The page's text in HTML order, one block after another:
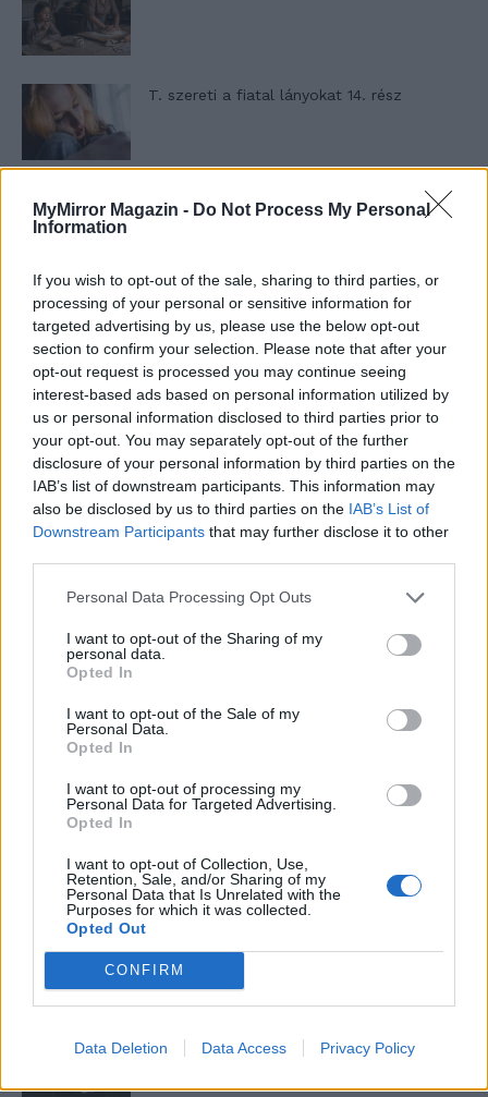
MyMirror Magazin - Do Not Process My Personal
Information
If you wish to opt-out of the sale, sharing to third parties, or
processing of your personal or sensitive information for
targeted advertising by us, please use the below opt-out
section to confirm your selection. Please note that after your
opt-out request is processed you may continue seeing
interest-based ads based on personal information utilized by
us or personal information disclosed to third parties prior to
your opt-out. You may separately opt-out of the further
disclosure of your personal information by third parties on the
IAB’s list of downstream participants. This information may
also be disclosed by us to third parties on the IAB’s List of
Downstream Participants that may further disclose it to other
Personal Data Processing Opt Outs
I want to opt-out of the Sharing of my
personal data.
Opted In
I want to opt-out of the Sale of my
Personal Data.
Opted In
I want to opt-out of processing my
Personal Data for Targeted Advertising.
Opted In
I want to opt-out of Collection, Use,
Retention, Sale, and/or Sharing of my
Personal Data that Is Unrelated with the
Purposes for which it was collected.
Opted Out
CONFIRM
Data Deletion Data Access Privacy Policy
T. szereti a fiatal lányokat 14. rész
Pedig szóltam… – Miért nem hiszünk a
nőknek, amikor segítséget kérnek?
A legidegesítőbb kifejezések laza
gyűjteménye
Elyna Robbs: Adéle és az örökölt árnyak
Woody Allen megosztó zsenialitása
Nyár, nevetés, anekdoták
kihívásaihoz?
Altatógázos rablások Olaszországban